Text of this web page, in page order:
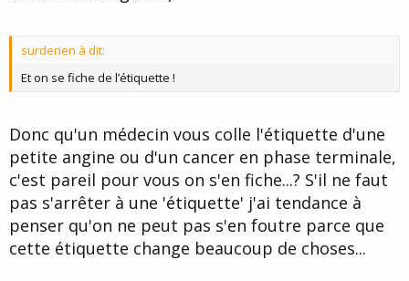
surderien à dit:
Et on se fiche de l’étiquette !
Donc qu'un médecin vous colle l'étiquette d'une
petite angine ou d'un cancer en phase terminale,
c'est pareil pour vous on s'en fiche...? S'il ne faut
pas s'arrêter à une 'étiquette' j'ai tendance à
penser qu'on ne peut pas s'en foutre parce que
cette étiquette change beaucoup de choses...